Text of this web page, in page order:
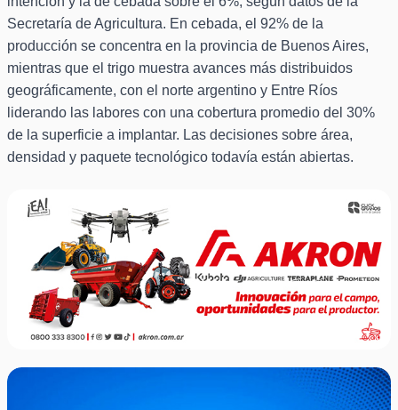
Secretaría de Agricultura. En cebada, el 92% de la
producción se concentra en la provincia de Buenos Aires,
mientras que el trigo muestra avances más distribuidos
geográficamente, con el norte argentino y Entre Ríos
liderando las labores con una cobertura promedio del 30%
de la superficie a implantar. Las decisiones sobre área,
densidad y paquete tecnológico todavía están abiertas.